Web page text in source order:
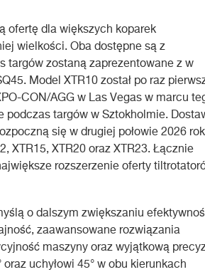
ofertę dla większych koparek
wielkości. Oba dostępne są z
targów zostaną zaprezentowane z w
Model XTR10 został po raz
CON/AGG w Las Vegas w marcu
podczas targów w Sztokholmie.
się w drugiej połowie 2026
XTR15, XTR20 oraz XTR23. Łącznie
rozszerzenie oferty
o dalszym zwiększaniu
zaawansowane rozwiązania
maszyny oraz wyjątkową
uchyłowi 45° w obu kierunkach